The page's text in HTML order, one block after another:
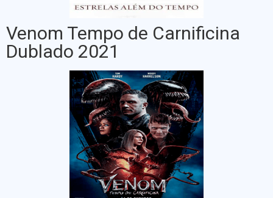
Venom Tempo de Carnificina
Dublado 2021